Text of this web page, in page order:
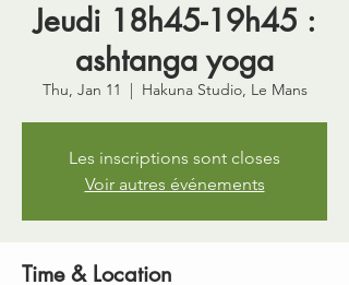
Jeudi 18h45-19h45 :
ashtanga yoga
Thu, Jan 11
  |
Hakuna Studio, Le Mans
Les inscriptions sont closes
Voir autres événements
Time & Location